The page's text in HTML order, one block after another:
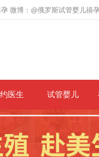
微博：@俄罗斯试管婴儿禧
医生 试管婴儿